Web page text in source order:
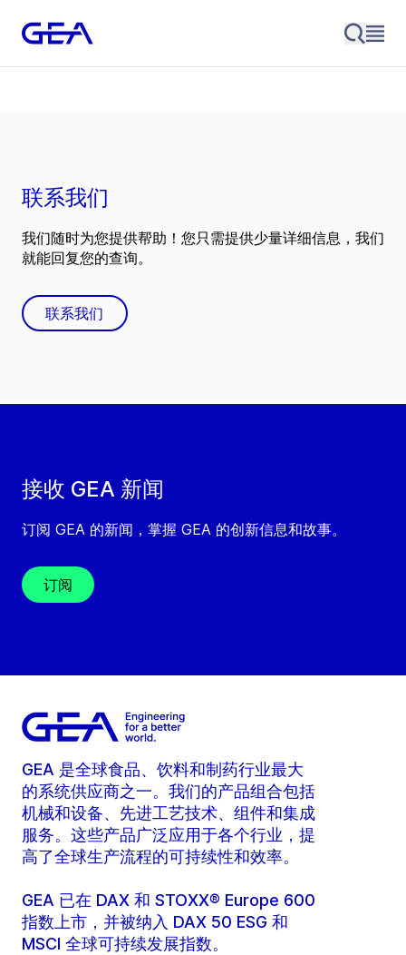
接收 GEA 新闻
订阅 GEA 的新闻，掌握 GEA 的创新信息和故事。
订阅
联系我们
我们随时为您提供帮助！您只需提供少量详细信息，我们
就能回复您的查询。
联系我们
GEA 是全球食品、饮料和制药行业最大
的系统供应商之一。我们的产品组合包括
机械和设备、先进工艺技术、组件和集成
服务。这些产品广泛应用于各个行业，提
高了全球生产流程的可持续性和效率。
GEA 已在 DAX 和 STOXX® Europe 600
指数上市，并被纳入 DAX 50 ESG 和
MSCI 全球可持续发展指数。